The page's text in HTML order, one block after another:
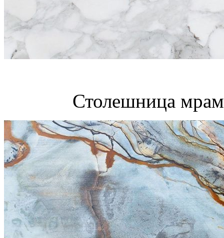
Столешница